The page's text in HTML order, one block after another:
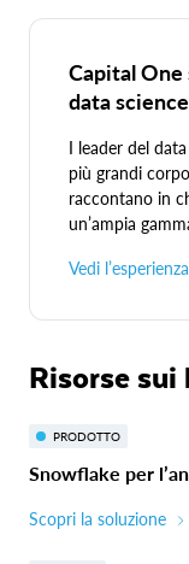
Capital One
data science
I leader del
più grandi
raccontano in
un’ampia
Vedi
Risorse
PRODOTTO
Snowflake per
Scopri la soluzione